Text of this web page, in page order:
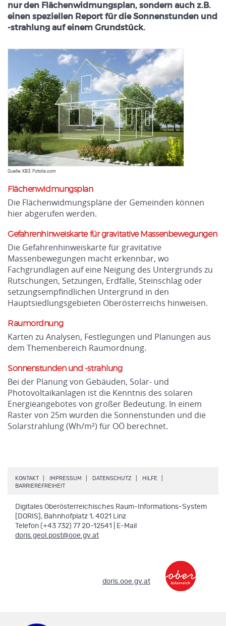
nur den Flächenwidmungsplan, sondern auch z.B.
einen speziellen Report für die Sonnenstunden und
-strahlung auf einem Grundstück.
Quelle: KB3, Fotolia.com
Flächenwidmungsplan
Die Flächenwidmungspläne der Gemeinden können
hier abgerufen werden.
Gefahrenhinweiskarte für gravitative Massenbewegungen
Die Gefahrenhinweiskarte für gravitative
Massenbewegungen macht erkennbar, wo
Fachgrundlagen auf eine Neigung des Untergrunds zu
Rutschungen, Setzungen, Erdfälle, Steinschlag oder
setzungsempfindlichen Untergrund in den
Hauptsiedlungsgebieten Oberösterreichs hinweisen.
Raumordnung
Karten zu Analysen, Festlegungen und Planungen aus
dem Themenbereich Raumordnung.
Sonnenstunden und -strahlung
Bei der Planung von Gebäuden, Solar- und
Photovoltaikanlagen ist die Kenntnis des solaren
Energieangebotes von großer Bedeutung. In einem
Raster von 25m wurden die Sonnenstunden und die
Solarstrahlung (Wh/m²) für OÖ berechnet.
KONTAKT IMPRESSUM DATENSCHUTZ HILFE
BARRIEREFREIHEIT.
Digitales Oberösterreichisches Raum-Informations-System
[DORIS], Bahnhofplatz 1, 4021 Linz
Telefon (+43 732) 77 20-12541 | E-Mail
doris.geol.post@ooe.gv.at
doris.ooe.gv.at.